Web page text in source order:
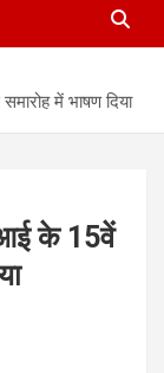
में भाषण दिया
के 15वें